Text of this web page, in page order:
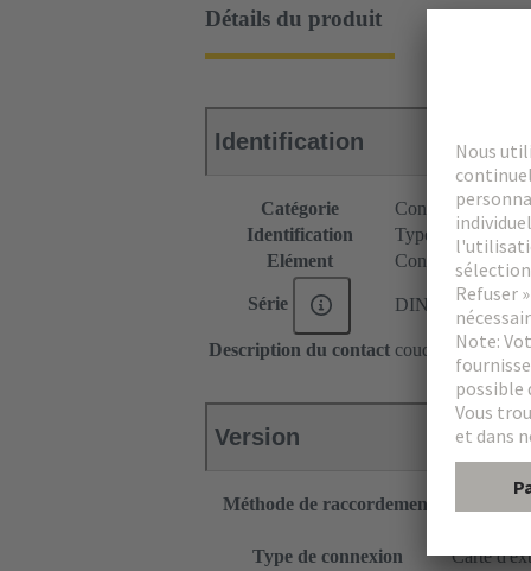
Détails du produit
Identification
Catégorie
Connecteurs
Identification
Type D
Elément
Connecteur mâle
Série DIN 41612
Description du contact coudé
Version
Méthode de raccordement
Type de connexion
Carte